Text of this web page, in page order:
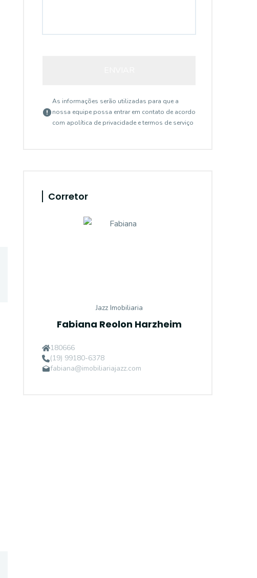
As informações serão utilizadas para que a
nossa equipe possa entrar em contato de acordo
com apolítica de privacidade e termos de serviço
Corretor
Jazz Imobiliaria
Fabiana Reolon Harzheim
180666
(19) 99180-6378
fabiana@imobiliariajazz.com